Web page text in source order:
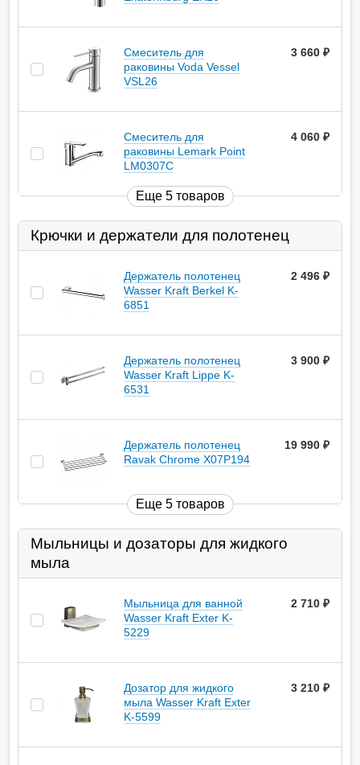
Смеситель для
раковины Voda Vessel
VSL26
3 660
Смеситель для
раковины Lemark Point
LM0307C
4 060
Еще 5 товаров
Крючки и держатели для полотенец
Держатель полотенец
Wasser Kraft Berkel K-
6851
2 496
Держатель полотенец
Wasser Kraft Lippe K-
6531
3 900
Держатель полотенец
Ravak Chrome X07P194
19 990
Еще 5 товаров
Мыльницы и дозаторы для жидкого
мыла
Мыльница для ванной
Wasser Kraft Exter K-
5229
2 710
Дозатор для жидкого
мыла Wasser Kraft Exter
K-5599
3 210